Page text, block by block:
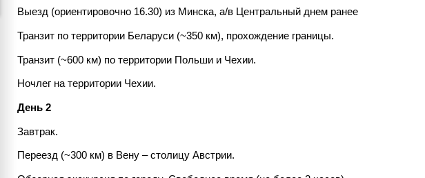
Выезд (ориентировочно 16.30) из Минска, а/в Центральный днем ранее​​​​​​​
Транзит по территории Беларуси (~350 км), прохождение границы.
Транзит (~600 км) по территории Польши и Чехии.
Ночлег на территории Чехии.
День 2
Завтрак.​​​​​​​
Переезд (~300 км) в Вену – столицу Австрии.